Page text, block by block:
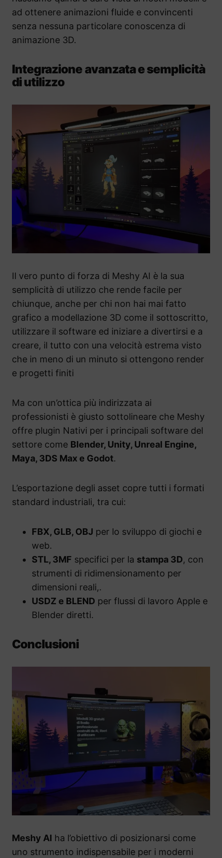
ad ottenere animazioni fluide e convincenti
senza nessuna particolare conoscenza di
animazione 3D.
Integrazione avanzata e semplicità
di utilizzo
Il vero punto di forza di Meshy AI è la sua
semplicità di utilizzo che rende facile per
chiunque, anche per chi non hai mai fatto
grafico a modellazione 3D come il sottoscritto,
utilizzare il software ed iniziare a divertirsi e a
creare, il tutto con una velocità estrema visto
che in meno di un minuto si ottengono render
e progetti finiti
Ma con un’ottica più indirizzata ai
professionisti è giusto sottolineare che Meshy
offre plugin Nativi per i principali software del
settore come Blender, Unity, Unreal Engine,
Maya, 3DS Max e Godot.
L’esportazione degli asset copre tutti i formati
standard industriali, tra cui:
FBX, GLB, OBJ per lo sviluppo di giochi e
web.
STL, 3MF specifici per la stampa 3D, con
strumenti di ridimensionamento per
dimensioni reali,.
USDZ e BLEND per flussi di lavoro Apple e
Blender diretti.
Conclusioni
Meshy AI ha l’obiettivo di posizionarsi come
uno strumento indispensabile per i moderni